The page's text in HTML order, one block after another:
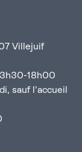
Villejuif
18h00
sauf l'accueil